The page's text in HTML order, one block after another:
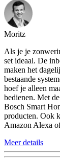
Moritz
Als je je
set ideaal. De
maken het
bestaande
hoef je alleen
bedienen. Met
Bosch Smart
producten. Ook
Amazon Alexa
Meer details